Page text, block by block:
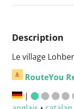
Description
Le village
RouteYou
|